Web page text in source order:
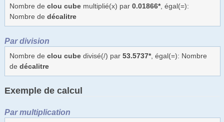
Nombre de clou cubemultiplié(x) par 0.01866*, égal(=):
Nombre de décalitre
Par division
Nombre de clou cubedivisé(/) par 53.5737*, égal(=): Nombre
de décalitre
Exemple de calcul
Par multiplication